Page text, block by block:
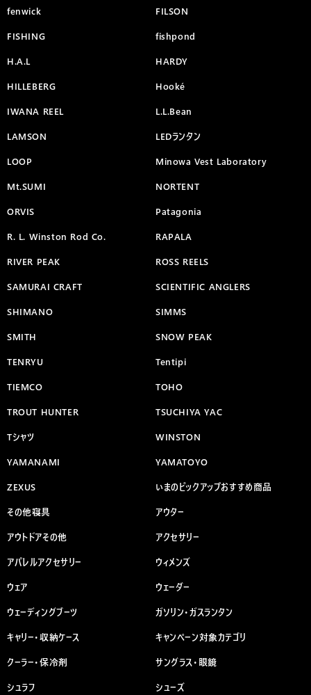
fenwick FILSON
FISHING fishpond
H.A.L HARDY
HILLEBERG Hooké
IWANA REEL L.L.Bean
LAMSON LEDランタン
LOOP Minowa Vest Laboratory
Mt.SUMI NORTENT
ORVIS Patagonia
R. L. Winston Rod Co. RAPALA
RIVER PEAK ROSS REELS
SAMURAI CRAFT SCIENTIFIC ANGLERS
SHIMANO SIMMS
SMITH SNOW PEAK
TENRYU Tentipi
TIEMCO TOHO
TROUT HUNTER TSUCHIYA YAC
Tシャツ WINSTON
YAMANAMI YAMATOYO
ZEXUS いまのピックアップおすすめ商品
その他寝具 アウター
アウトドアその他 アクセサリー
アパレルアクセサリー ウィメンズ
ウェア ウェーダー
ウェーディングブーツ ガソリン・ガスランタン
キャリー・収納ケース キャンペーン対象カテゴリ
クーラー・保冷剤 サングラス・眼鏡
シュラフ シューズ